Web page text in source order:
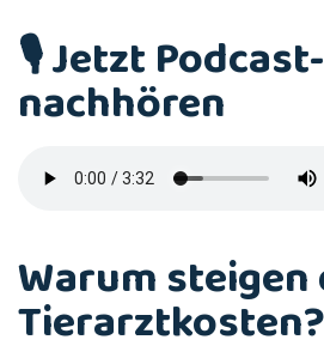
🎙️ Jetzt
nachhören
Warum steigen